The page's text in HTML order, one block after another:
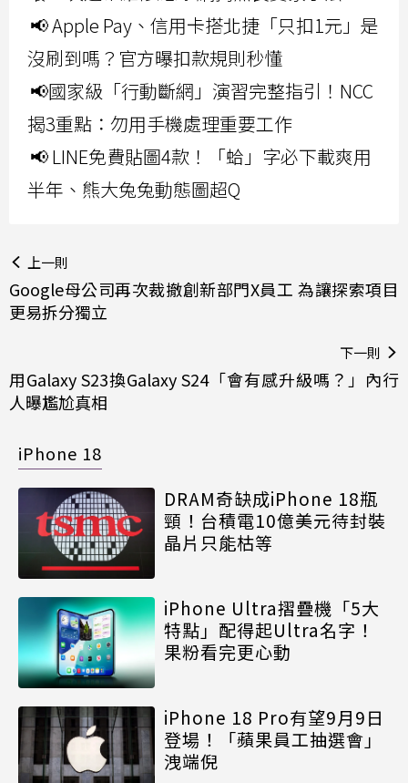
📢 Apple Pay、信用卡搭北捷「只扣1元」是
沒刷到嗎？官方曝扣款規則秒懂
📢國家級「行動斷網」演習完整指引！NCC
揭3重點：勿用手機處理重要工作
📢 LINE免費貼圖4款！「蛤」字必下載爽用
半年、熊大兔兔動態圖超Q
上一則
Google母公司再次裁撤創新部門X員工 為讓探索項目
更易拆分獨立
下一則
用Galaxy S23換Galaxy S24「會有感升級嗎？」內行
人曝尷尬真相
iPhone 18
DRAM奇缺成iPhone 18瓶
頸！台積電10億美元待封裝
晶片只能枯等
iPhone Ultra摺疊機「5大
特點」配得起Ultra名字！
果粉看完更心動
iPhone 18 Pro有望9月9日
登場！「蘋果員工抽選會」
洩端倪